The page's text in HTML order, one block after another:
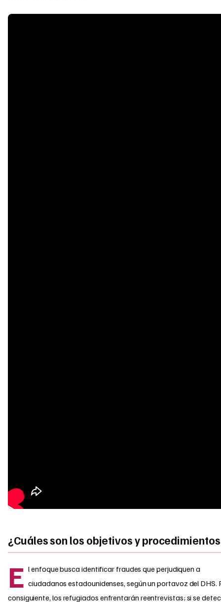
¿Cuáles son los objetivos y
E l enfoque busca identificar fraudes que perjudiquen a
ciudadanos estadounidenses, según un portavoz del DHS.
consiguiente, los refugiados enfrentarán reentrevistas; si se